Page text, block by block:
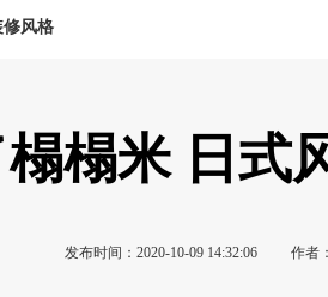
修风格
榻榻米 日式
发布时间：2020-10-09 14:32:06 作者